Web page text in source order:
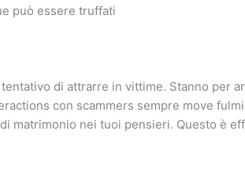
può essere truffati
di attrarre in vittime. Stanno per
con scammers sempre move
matrimonio nei tuoi pensieri. Questo è